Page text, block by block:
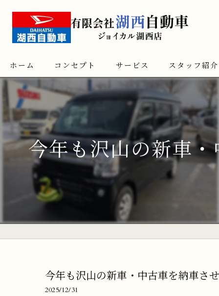
ホーム コンセプト サービス スタッフ紹介
今年も沢山の新車
今年も沢山の新車・中古車を納車さ
2025/12/31